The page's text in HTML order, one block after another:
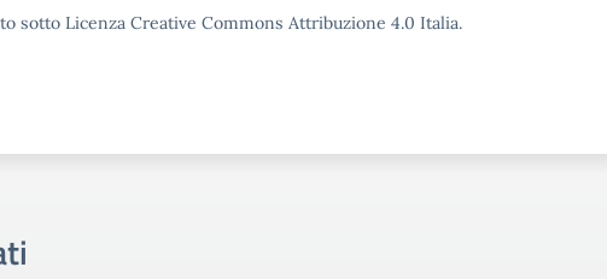
sotto Licenza Creative Commons Attribuzione 4.0 Italia.